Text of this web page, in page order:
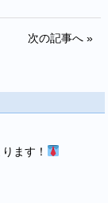
次の記事へ »
ます！